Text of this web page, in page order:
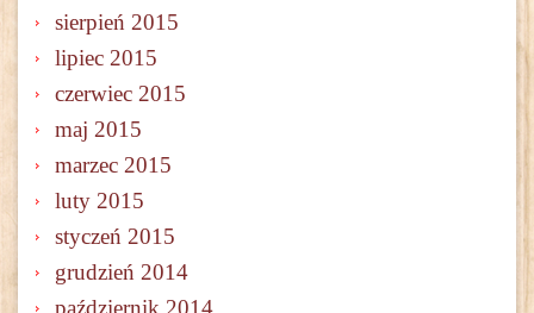
sierpień 2015
lipiec 2015
czerwiec 2015
maj 2015
marzec 2015
luty 2015
styczeń 2015
grudzień 2014
październik 2014